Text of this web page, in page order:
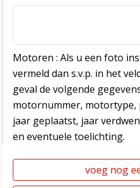
Motoren : Als u een foto
vermeld dan s.v.p. in het
geval de volgende
motornummer, motortype,
jaar geplaatst, jaar
en eventuele toelichting.